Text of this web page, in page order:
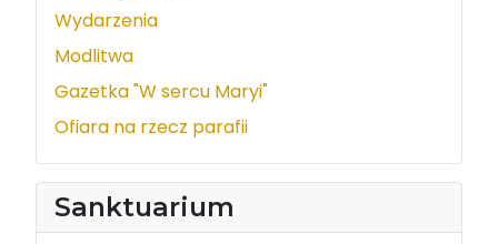
Wydarzenia
Modlitwa
Gazetka "W sercu Maryi"
Ofiara na rzecz parafii
Sanktuarium